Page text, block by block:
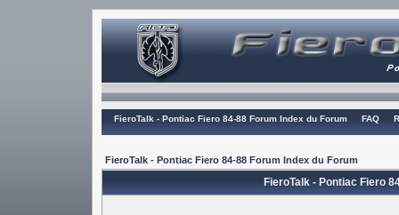
FieroTalk - Pontiac Fiero 84-88 Forum Index du Forum FAQ
FieroTalk - Pontiac Fiero 84-88 Forum Index du Forum
FieroTalk - Pontiac Fiero